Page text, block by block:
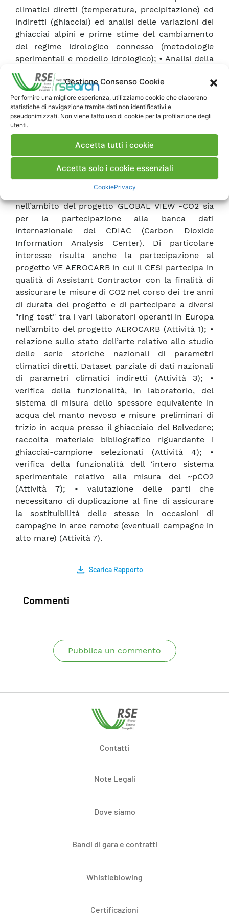
Gestione Consenso Cookie
Per fornire una migliore esperienza, utilizziamo cookie che elaborano
statistiche di navigazione tramite dati non identificativi e
pseudonimizzati. Non viene fatto uso di cookie per la profilazione degli
utenti.
Accetta tutti i cookie
Accetta solo i cookie essenziali
CookiePrivacy
climatici diretti (temperatura, precipitazione) ed
indiretti (ghiacciai) ed analisi delle variazioni dei
ghiacciai alpini e prime stime del cambiamento
del regime idrologico connesso (metodologie
sperimentali e modello idrologico); • Analisi della
variabilità climatica dovuta a fenomeni naturali e
della capacità dei modelli a riprodurla, con
focalizzazione su aree regionali.
In particolare il lavoro svolto nel primo semestre
ha permesso di raggiungere alcuni risultati
intermedi, tra i quali: • acquisizione, gestione ed
elaborazione dei dati sperimentali ed
aggiornamento del sito web GreenInfo
(www.cram.enel.itlgreeninfo o h!!R://meteo.cesi.it)
dedicato all’attività di monitoraggio dei gas serra
al Plateau Rosa. Invio dati CO2 alla NOAA sia
nell’ambito del progetto GLOBAL VIEW -CO2 sia
per la partecipazione alla banca dati
internazionale del CDIAC (Carbon Dioxide
Information Analysis Center). Di particolare
interesse risulta anche la partecipazione al
progetto VE AEROCARB in cui il CESI partecipa in
qualità di Assistant Contractor con la finalità di
assicurare le misure di CO2 nel corso dei tre anni
di durata del progetto e di partecipare a diversi
"ring test" tra i vari laboratori operanti in Europa
nell’ambito del progetto AEROCARB (Attività 1); •
relazione sullo stato dell’arte relativo allo studio
delle serie storiche nazionali di parametri
climatici diretti. Dataset parziale di dati nazionali
di parametri climatici indiretti (Attività 3); •
verifica della funzionalità, in laboratorio, del
sistema di misura dello spessore equivalente in
acqua del manto nevoso e misure preliminari di
trizio in acqua presso il ghiacciaio del Belvedere;
raccolta materiale bibliografico riguardante i
ghiacciai-campione selezionati (Attività 4); •
verifica della funzionalità dell ‘intero sistema
sperimentale relativo alla misura del ~pCO2
(Attività 7); • valutazione delle parti che
necessitano di duplicazione al fine di assicurare
la sostituibilità delle stesse in occasioni di
campagne in aree remote (eventuali campagne in
alto mare) (Attività 7).
Scarica Rapporto
Commenti
Pubblica un commento
Contatti
Note Legali
Dove siamo
Bandi di gara e contratti
Whistleblowing
Certificazioni